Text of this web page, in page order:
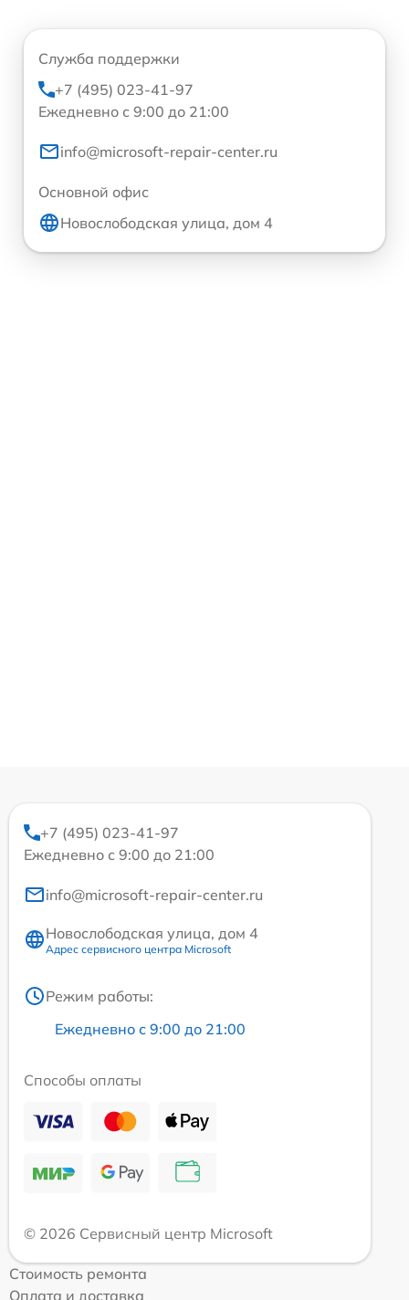
Служба поддержки
+7 (495) 023-41-97
Ежедневно с 9:00 до 21:00
info@microsoft-repair-center.ru
Основной офис
Новослободская улица, дом 4
+7 (495) 023-41-97
Ежедневно с 9:00 до 21:00
info@microsoft-repair-center.ru
Новослободская улица, дом 4
Адрес сервисного центра Microsoft
Режим работы:
Ежедневно с 9:00 до 21:00
Способы оплаты
© 2026 Сервисный центр Microsoft
Стоимость ремонта
Оплата и доставка